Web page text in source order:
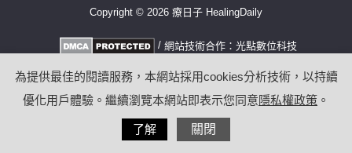
Copyright © 2026 療日子 HealingDaily
/ 網站技術合作： 光點數位科技
為提供最佳的閱讀服務，本網站採用cookies分析技術，以持續
優化用戶體驗。繼續瀏覽本網站即表示您同意隱私權政策 。
了解 關閉